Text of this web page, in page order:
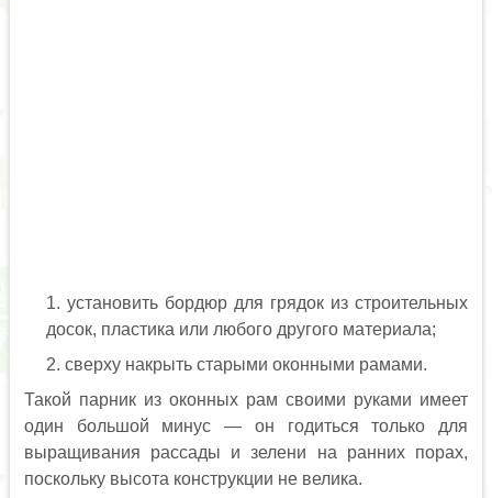
установить бордюр для грядок из строительных
досок, пластика или любого другого материала;
сверху накрыть старыми оконными рамами.
Такой парник из оконных рам своими руками имеет
один большой минус — он годиться только для
выращивания рассады и зелени на ранних порах,
поскольку высота конструкции не велика.